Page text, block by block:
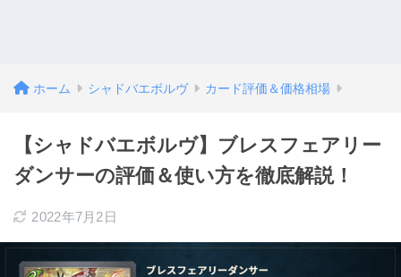
ホーム シャドバエボルヴ カード評価＆価格相場
【シャドバエボルヴ】ブレスフェアリー
ダンサーの評価＆使い方を徹底解説！
2022年7月2日